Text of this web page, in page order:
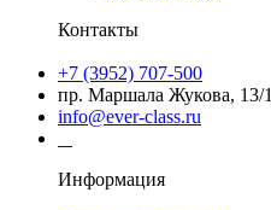
Контакты
+7 (3952) 707-500
пр. Маршала Жукова, 13/1
info@ever-class.ru
Информация